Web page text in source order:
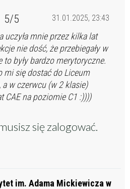
31.01.2025, 23:43
5/5
uczyła mnie przez kilka lat
nie dość, że przebiegały w
to były bardzo merytoryczne.
mi się dostać do Liceum
a w czerwcu (w 2 klasie)
CAE na poziomie C1 :))))
sięzalogować.
im. Adama Mickiewicza w